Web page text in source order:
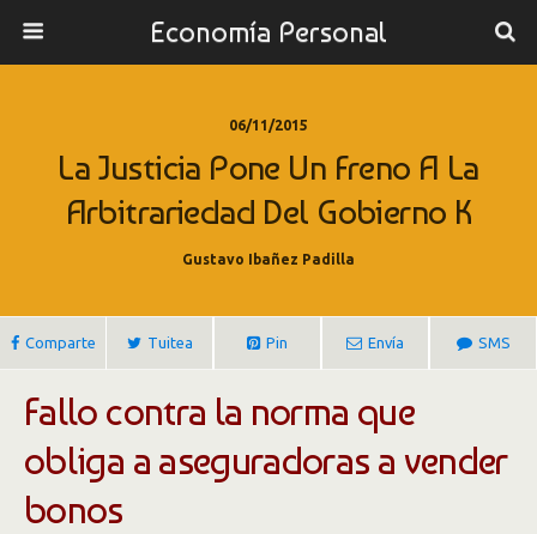
Economía Personal
06/11/2015
La Justicia Pone Un Freno A La
Arbitrariedad Del Gobierno K
Gustavo Ibañez Padilla
Comparte Tuitea Pin Envía SMS
Fallo contra la norma que
obliga a aseguradoras a vender
bonos